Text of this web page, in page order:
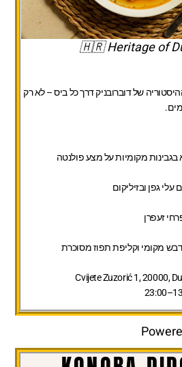
🇭🇷 Heritage of
של דוברובניק דרך כל ביס – לא רק
מקומיות על מצע פולנטה
גפן ובזיליקום
זעפרן
מקומי וקליפת תפוז מסוכרת